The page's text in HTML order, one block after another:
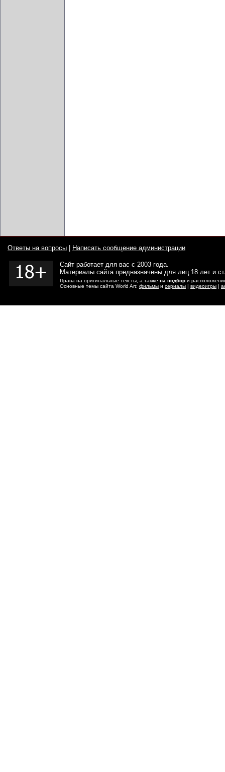
Ответы на вопросы Написать сообщение администрации
Сайт работает для вас с 2003 года.
Материалы сайта предназначены для лиц 18 лет и
Права на оригинальные тексты, а также на подбор и
Основные темы сайта World Art: фильмы и сериалы | видеоигры |